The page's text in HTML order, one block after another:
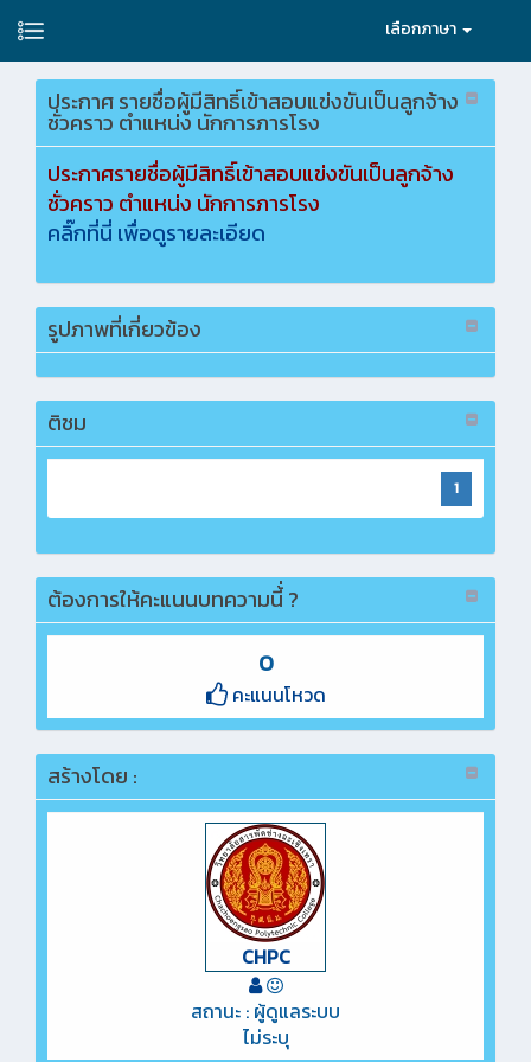
เลือกภาษา
ประกาศ รายชื่อผู้มีสิทธิ์เข้าสอบแข่งขันเป็นลูกจ้าง
ชั่วคราว ตำแหน่ง นักการภารโรง
ประกาศรายชื่อผู้มีสิทธิ์เข้าสอบแข่งขันเป็นลูกจ้าง
ชั่วคราว ตำแหน่ง นักการภารโรง
คลิ๊กที่นี่ เพื่อดูรายละเอียด
รูปภาพที่เกี่ยวข้อง
ติชม
1
ต้องการให้คะแนนบทความนี้่ ?
0
คะแนนโหวด
สร้างโดย :
CHPC
สถานะ : ผู้ดูแลระบบ
ไม่ระบุ